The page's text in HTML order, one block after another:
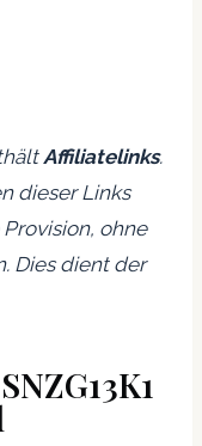
Affiliatelinks.
dieser Links
ohne
Dies dient der